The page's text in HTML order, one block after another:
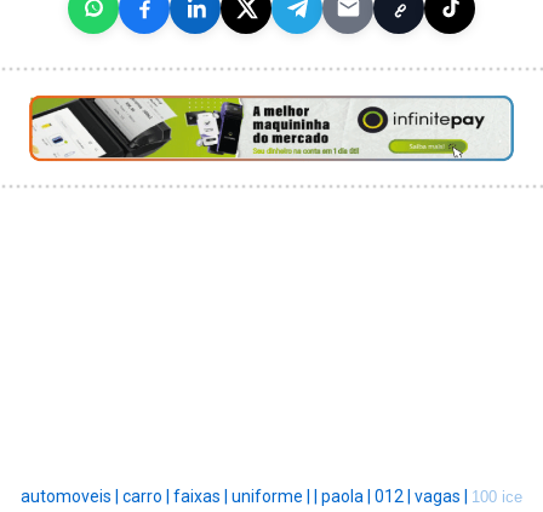
automoveis | carro | faixas | uniforme | paola | 012 | vagas | 100 ice